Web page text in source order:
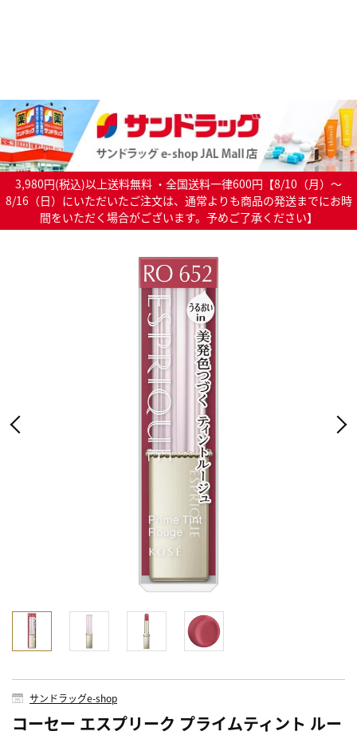
3,980円(税込)以上送料無料 ・全国送料一律600円【8/10（月）～
8/16（日）にいただいたご注文は、通常よりも商品の発送までにお時
間をいただく場合がございます。予めご了承ください】
サンドラッグe-shop
コーセー エスプリーク プライムティント ルー